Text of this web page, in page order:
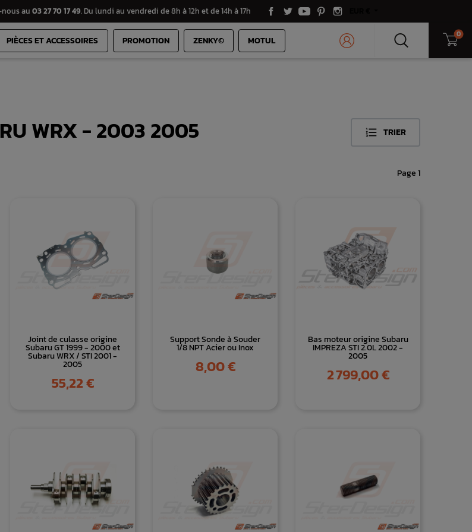
au 03 27 70 17 49. Du lundi au vendredi de 8h à 12h et de 14h à 17h
PIÈCES ET ACCESSOIRES PROMOTION ZENKY© MOTUL 0
 TRIER
WRX - 2003 2005
Page 1
Joint de culasse origine
Subaru GT 1999 - 2000 et
Subaru WRX / STI 2001 -
2005
Prix
55,22 €
Support Sonde à Souder
1/8 NPT Acier ou Inox
Prix
8,00 €
Bas moteur origine Subaru
IMPREZA STI 2.0L 2002 -
2005
Prix
2 799,00 €